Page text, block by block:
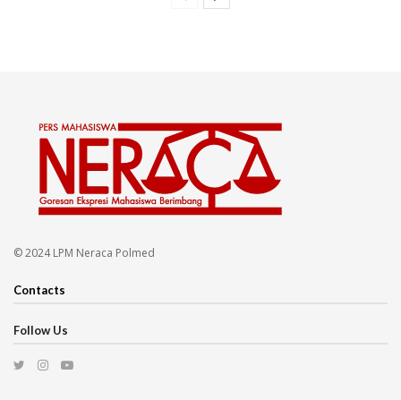
© 2024 LPM Neraca Polmed
Contacts
Follow Us